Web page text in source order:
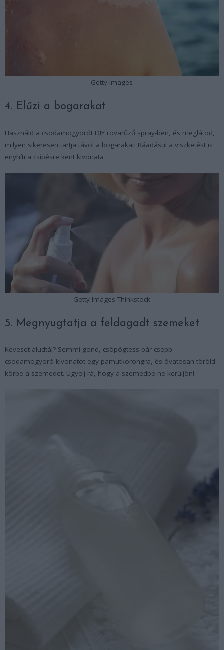
Getty Images
4. Elűzi a bogarakat
Használd a csodamogyorót DIY rovarűző spray-ben, és meglátod,
milyen sikeresen tartja távol a bogarakat! Ráadásul a viszketést is
enyhíti a csípésre kent kivonata
Getty Images Thinkstock
5. Megnyugtatja a feldagadt szemeket
Keveset aludtál? Semmi gond, csöpögtess pár csepp
csodamogyoró kivonatot egy pamutkorongra, és óvatosan töröld
körbe a szemedet. Ügyelj rá, hogy a szemedbe ne kerüljön!